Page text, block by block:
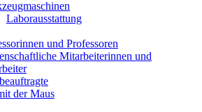
Laborausstattung
und Professoren
Mitarbeiterinnen und
der Maus